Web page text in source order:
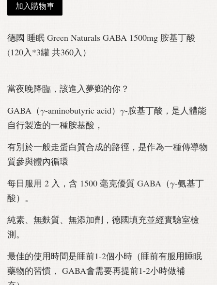
加入購物車
德國 睡眠 Green Naturals GABA 1500mg 胺基丁酸
(120入*3罐 共360入）
當夜晚降臨，該進入夢鄉的你？
GABA（γ-aminobutyric acid）γ-胺基丁酸，是人體能
自行製造的一種胺基酸，
有別於一般走蛋白質合成的路徑，是作為一種傳導物
質參與體內循環
每日服用 2 入，含 1500 毫克優質 GABA（γ-氨基丁
酸）。
純素、無麩質、無添加劑，德國填充並經實驗室檢
測。
最佳的使用時間是睡前1-2個小時（睡前有服用睡眠
藥物的習慣， GABA會需要再提前1-2小時做補